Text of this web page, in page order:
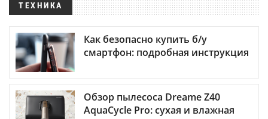
ТЕХНИКА
Как безопасно купить б/у
смартфон: подробная инструкция
Обзор пылесоса Dreame Z40
AquaCycle Pro: сухая и влажная